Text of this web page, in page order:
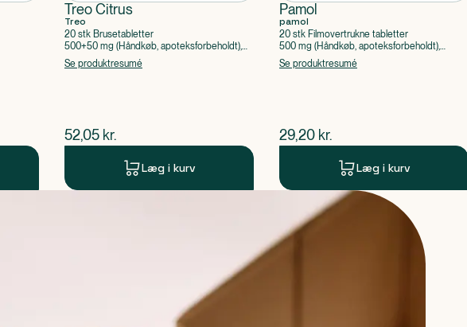
Treo Citrus
Treo
20 stk Brusetabletter
500+50 mg (Håndkøb, apoteksforbeholdt),
Acetylsalicylsyre, Caffein
Se produktresumé
$nuværende pris
52,05 kr.
Læg i kurv
Pamol
pamol
20 stk Filmovertrukne tabletter
500 mg (Håndkøb, apoteksforbeholdt),
Paracetamol
Se produktresumé
$nuværende pris
29,20 kr.
Læg i kurv